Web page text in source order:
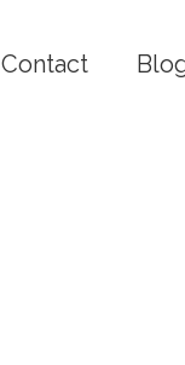
Contact